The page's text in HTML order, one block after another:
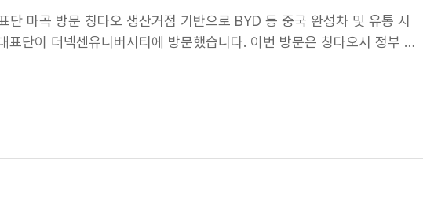
단 마곡 방문 칭다오 생산거점 기반으로 BYD 등 중국 완성차 및 유통 시
단이 더넥센유니버시티에 방문했습니다. 이번 방문은 칭다오시 정부 주
됐는데요. 칭다오 생산거점을 중심으로 한 현지 시장 대응 전략 및 향후
칭다오시 비서장 등이 참석했습니다. 중국 시장 공략을 확대하다!